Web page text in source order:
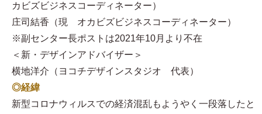
カビズビジネスコーディネーター）
庄司結香（現 オカビズビジネスコーディネーター）
※副センター長ポストは2021年10月より不在
＜新・デザインアドバイザー＞
横地洋介（ヨコチデザインスタジオ 代表）
◎経緯
新型コロナウィルスでの経済混乱もようやく一段落したと